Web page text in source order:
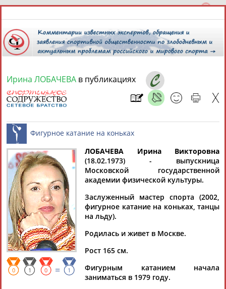
9 августа 2026 года,
СПОРТСМЕНЫ, ТРЕНЕРЫ И СПЕЦИАЛИСТЫ
Найдено: 1персона Расширенный поиск
Ирина
ЛОБАЧЕВА
Ваш запрос: "Ирина ЛОБАЧЕВА"
Документы 1-2 из 2 найденных уникальных документов
Ирина ЛОБАЧЕВА в публикациях
Фигурное катание на коньках
0 1 0 = 1
ЛОБАЧЕВА Ирина Викторовна
(18.02.1973) - выпускница
Московской государственной
академии физической культуры.
Заслуженный мастер спорта (2002,
фигурное катание на коньках, танцы
на льду).
Родилась и живет в Москве.
Рост 165 см.
Фигурным катанием начала
заниматься в 1979 году.